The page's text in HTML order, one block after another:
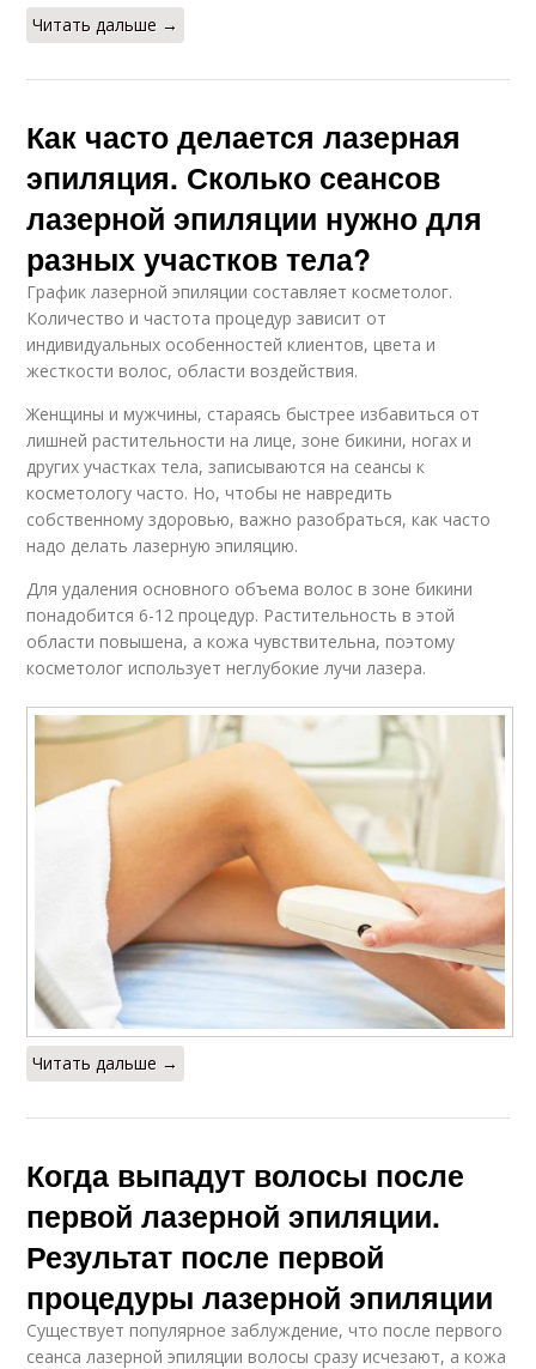
Читать дальше →
Как часто делается лазерная
эпиляция. Сколько сеансов
лазерной эпиляции нужно для
разных участков тела?
График лазерной эпиляции составляет косметолог.
Количество и частота процедур зависит от
индивидуальных особенностей клиентов, цвета и
жесткости волос, области воздействия.
Женщины и мужчины, стараясь быстрее избавиться от
лишней растительности на лице, зоне бикини, ногах и
других участках тела, записываются на сеансы к
косметологу часто. Но, чтобы не навредить
собственному здоровью, важно разобраться, как часто
надо делать лазерную эпиляцию.
Для удаления основного объема волос в зоне бикини
понадобится 6-12 процедур. Растительность в этой
области повышена, а кожа чувствительна, поэтому
косметолог использует неглубокие лучи лазера.
Читать дальше →
Когда выпадут волосы после
первой лазерной эпиляции.
Результат после первой
процедуры лазерной эпиляции
Существует популярное заблуждение, что после первого
сеанса лазерной эпиляции волосы сразу исчезают, а кожа